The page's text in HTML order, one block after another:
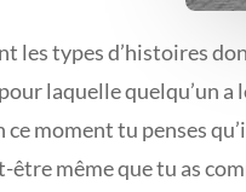
les types d’histoires
laquelle quelqu’un
ce moment tu penses
­être même que tu as